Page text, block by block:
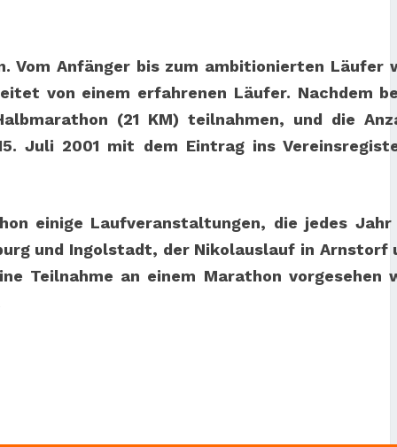
Vom Anfänger bis zum ambitionierten Läufer
von einem erfahrenen Läufer. Nachdem
(21 KM) teilnahmen, und die
Juli 2001 mit dem Eintrag ins
einige Laufveranstaltungen, die jedes
und Ingolstadt, der Nikolauslauf in Arnstorf
Teilnahme an einem Marathon vorgesehen